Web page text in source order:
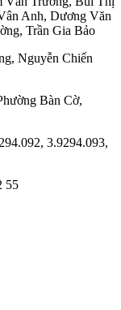
Anh, Dương Văn
, Trần Gia Bảo
, Nguyễn Chiến
Bàn Cờ,
3.9294.093,
55